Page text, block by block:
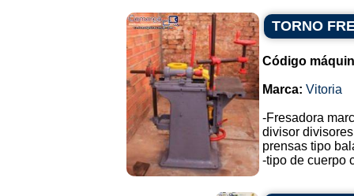
TORNO
Código
Marca: Vitoria
-Fresadora
divisor
prensas tipo
-tipo de cuerpo